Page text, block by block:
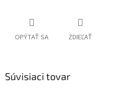
OPÝTAŤ SA ZDIEĽAŤ
Súvisiaci tovar